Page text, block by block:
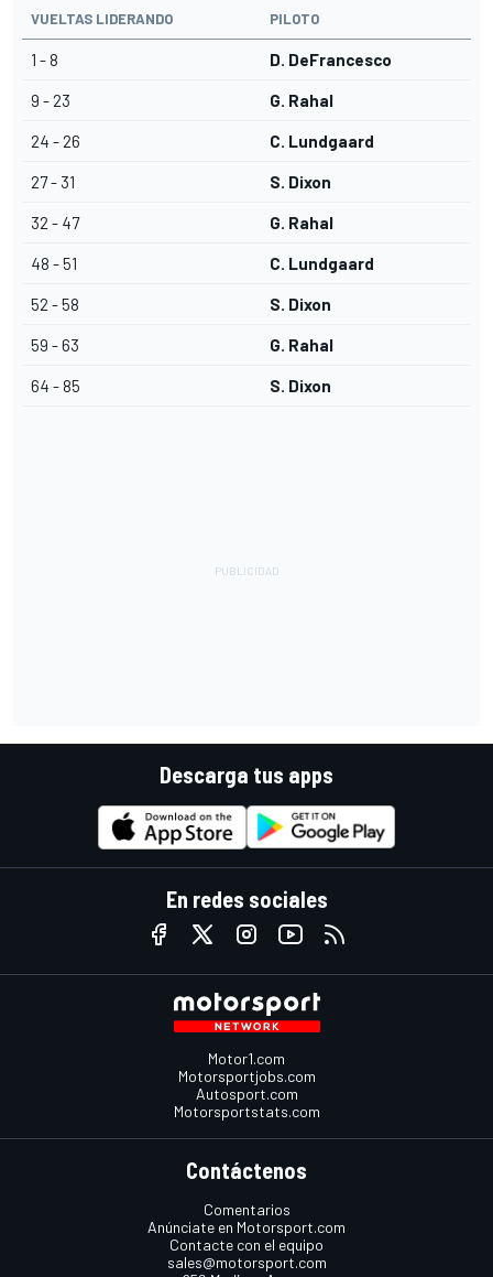
VUELTAS LIDERANDO PILOTO
1 - 8 D. DeFrancesco
9 - 23 G. Rahal
24 - 26 C. Lundgaard
27 - 31 S. Dixon
32 - 47 G. Rahal
48 - 51 C. Lundgaard
52 - 58 S. Dixon
59 - 63 G. Rahal
64 - 85 S. Dixon
Descarga tus apps
En redes sociales
Motor1.com
Motorsportjobs.com
Autosport.com
Motorsportstats.com
Contáctenos
Comentarios
Anúnciate en Motorsport.com
Contacte con el equipo
sales@motorsport.com